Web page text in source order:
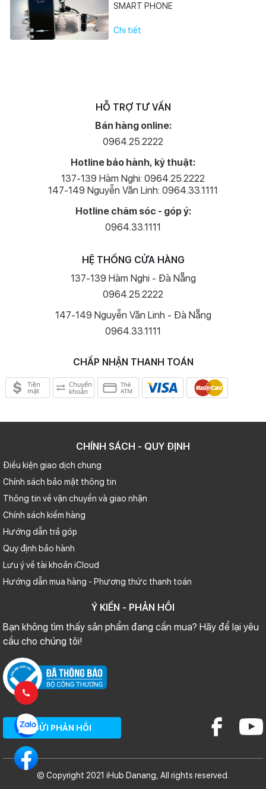
SMART PHONE
Chi tiết
HỖ TRỢ TƯ VẤN
Bán hàng online:
0964.25.2222
Hotline bảo hành, kỹ thuật:
137-139 Hàm Nghi: 0964.25.2222
147-149 Nguyễn Văn Linh: 0964.33.1111
Hotline chăm sóc - góp ý:
0964.33.1111
HỆ THỐNG CỬA HÀNG
137-139 Hàm Nghi - Đà Nẵng
0964.25.2222
147-149 Nguyễn Văn Linh - Đà Nẵng
0964.33.1111
CHẤP NHẬN THANH TOÁN
CHÍNH SÁCH - QUY ĐỊNH
Điều kiện giao dịch chung
Chính sách bảo mật thông tin
Thông tin về vận chuyển và giao nhận
Chính sách kiểm hàng
Hướng dẫn trả góp
Quy định bảo hành
Lưu ý về tài khoản iCloud
Hướng dẫn mua hàng - Phương thức thanh toán
Ý KIẾN - PHẢN HỒI
Bạn không tìm thấy sản phẩm đang cần mua? Hãy để lại yêu
cầu cho chúng tôi!
GỬI PHẢN HỒI
© Copyright 2021 iHub Danang, All rights reserved.